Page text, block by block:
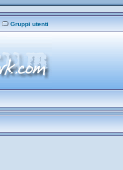
Gruppi utenti